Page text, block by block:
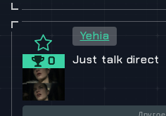
0
Yehia
Just talk direct